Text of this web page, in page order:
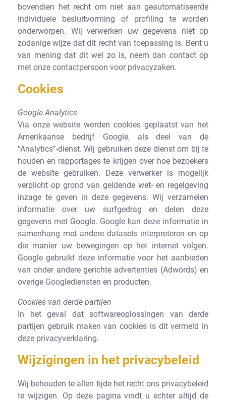
bovendien het recht om niet aan geautomatiseerde
individuele besluitvorming of profiling te worden
onderworpen. Wij verwerken uw gegevens niet op
zodanige wijze dat dit recht van toepassing is. Bent u
van mening dat dit wel zo is, neem dan contact op
met onze contactpersoon voor privacyzaken.
Cookies
Google Analytics
Via onze website worden cookies geplaatst van het
Amerikaanse bedrijf Google, als deel van de
“Analytics”-dienst. Wij gebruiken deze dienst om bij te
houden en rapportages te krijgen over hoe bezoekers
de website gebruiken. Deze verwerker is mogelijk
verplicht op grond van geldende wet- en regelgeving
inzage te geven in deze gegevens. Wij verzamelen
informatie over uw surfgedrag en delen deze
gegevens met Google. Google kan deze informatie in
samenhang met andere datasets interpreteren en op
die manier uw bewegingen op het internet volgen.
Google gebruikt deze informatie voor het aanbieden
van onder andere gerichte advertenties (Adwords) en
overige Googlediensten en producten.
Cookies van derde partijen
In het geval dat softwareoplossingen van derde
partijen gebruik maken van cookies is dit vermeld in
deze privacyverklaring.
Wijzigingen in het privacybeleid
Wij behouden te allen tijde het recht ons privacybeleid
te wijzigen. Op deze pagina vindt u echter altijd de